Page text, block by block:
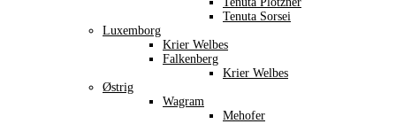
Tenuta Sorsei
Luxemborg
Krier Welbes
Falkenberg
Krier Welbes
Østrig
Wagram
Mehofer